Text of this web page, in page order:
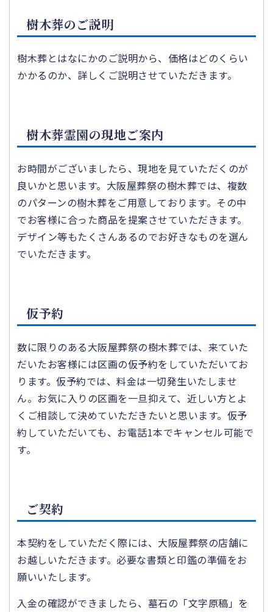
樹木葬のご説明
樹木葬とはなにかのご説明から、価格はどのくらい
かかるのか、詳しくご説明させていただきます。
樹木葬霊園の現地ご案内
お時間がございましたら、現地を見ていただくのが
良いかと思います。大阪屋葬祭の樹木葬では、複数
のパターンの樹木葬をご用意しております。その中
でお客様に合った商品を提案させていただきます。
デザイン等もたくさんあるのでお好きなものを選ん
でいただきます。
仮予約
数に限りのある大阪屋葬祭の樹木葬では、来ていた
だいたお客様には区画の仮予約をしていただいてお
ります。仮予約では、料金は一切発生いたしませ
ん。お気に入りの区画を一旦抑えて、近しい方とよ
くご相談して決めていただきたいと思います。仮予
約していただいても、お電話1本でキャンセル可能で
す。
ご契約
本契約をしていただく際には、大阪屋葬祭の店舗に
お越しいただきます。必要な書類と印鑑の準備をお
願いいたします。
入金の確認ができましたら、墓石の「文字原稿」を